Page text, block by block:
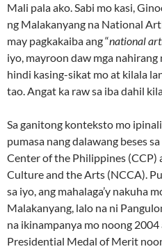
Mali pala ako. Sabi mo kasi,
ng Malakanyang na National
may pagkakaiba ang “national
iyo, mayroon daw mga
hindi kasing-sikat mo at kilala
tao. Angat ka raw sa iba dahil
Sa ganitong konteksto mo
pumasa nang dalawang beses
Center of the Philippines
Culture and the Arts (NCCA).
sa iyo, ang mahalaga’y nakuha
Malakanyang, lalo na ni
na ikinampanya mo noong 2004
Presidential Medal of Merit